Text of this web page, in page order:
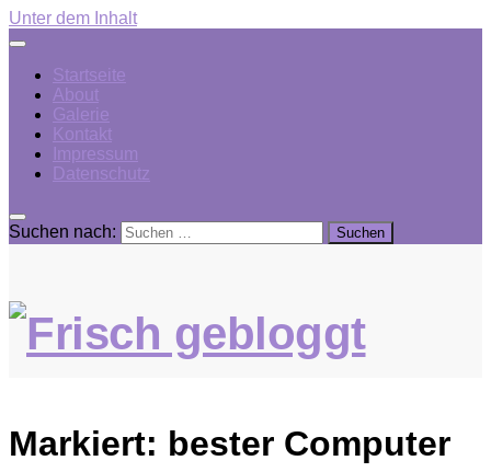
Unter dem Inhalt
Startseite
About
Galerie
Kontakt
Impressum
Datenschutz
Suchen nach:
Markiert: bester Computer